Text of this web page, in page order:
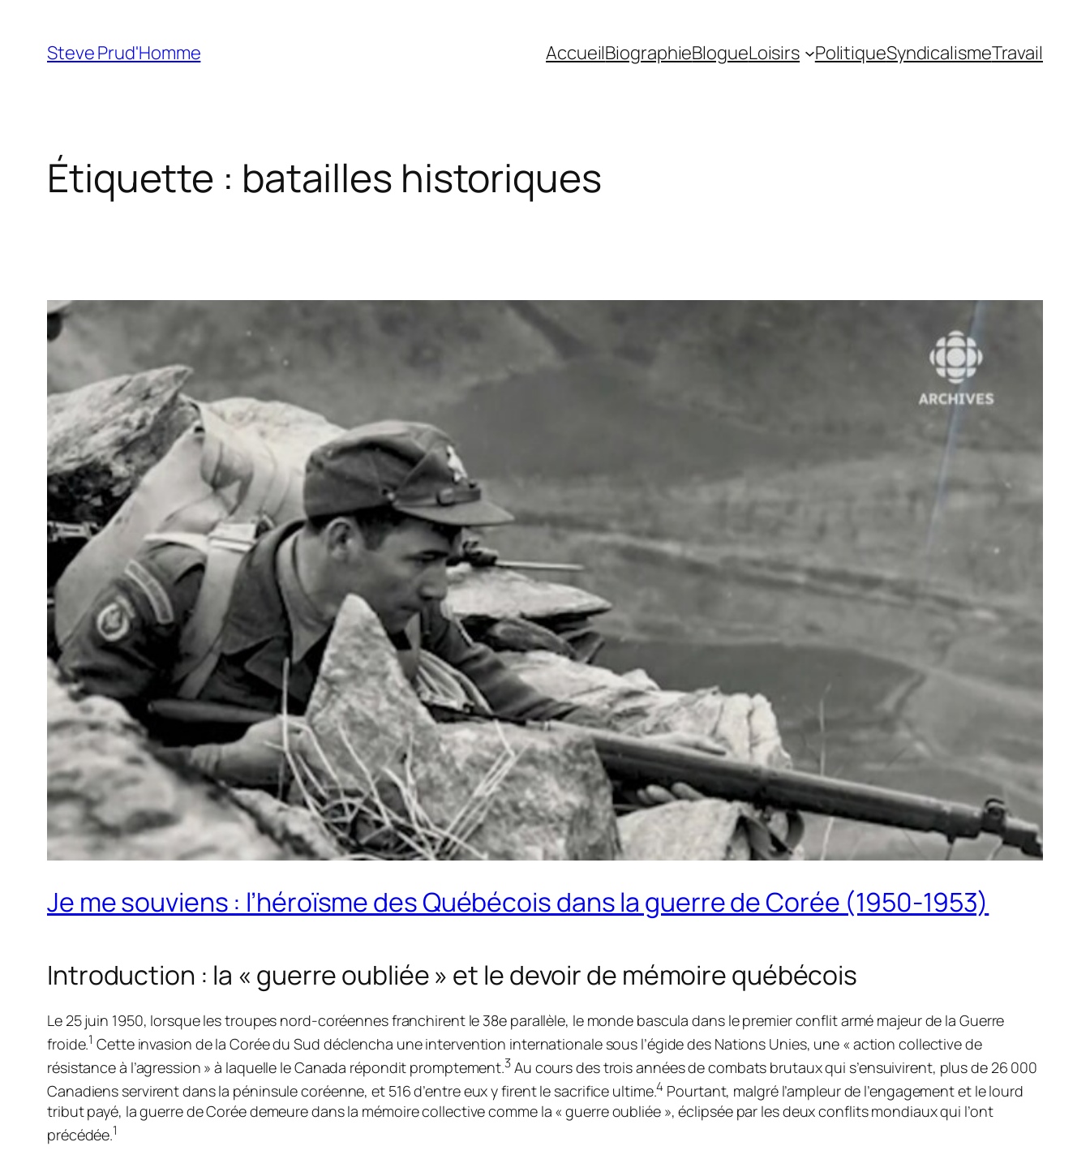
contenu
Steve Prud'Homme AccueilBiographieBlogueLoisirs PolitiqueSyndicalismeTravail
Étiquette : batailles historiques
Je me souviens : l’héroïsme des Québécois dans la guerre de Corée (1950-1953)
Introduction : la « guerre oubliée » et le devoir de mémoire québécois
Le 25 juin 1950, lorsque les troupes nord-coréennes franchirent le 38e parallèle, le monde bascula dans le premier conflit armé majeur de la Guerre
froide.1 Cette invasion de la Corée du Sud déclencha une intervention internationale sous l’égide des Nations Unies, une « action collective de
résistance à l’agression » à laquelle le Canada répondit promptement.3Au cours des trois années de combats brutaux qui s’ensuivirent, plus de 26 000
Canadiens servirent dans la péninsule coréenne, et 516 d’entre eux y firent le sacrifice ultime.4 Pourtant, malgré l’ampleur de l’engagement et le lourd
tribut payé, la guerre de Corée demeure dans la mémoire collective comme la « guerre oubliée », éclipsée par les deux conflits mondiaux qui l’ont
précédée.1